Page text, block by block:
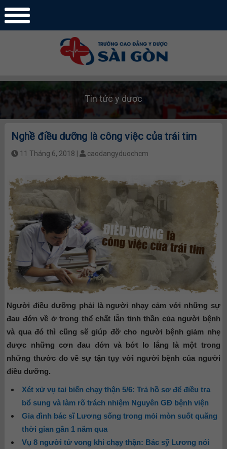
Tin tức y dược
Nghề điều dưỡng là công việc của trái tim
11 Tháng 6, 2018 | caodangyduochcm
Người điều dưỡng phải là người nhạy cảm với những sự
đau đớn về ở trong thể chất lẫn tinh thần của người bệnh
và qua đó thì cũng sẽ giúp đỡ cho người bệnh giảm nhẹ
được những cơn đau đớn và bớt lo lắng là một trong
những thước đo về sự tận tụy với người bệnh của người
điều dưỡng.
Xét xử vụ tai biến chạy thận 5/6: Trả hồ sơ để điều tra
bổ sung và làm rõ trách nhiệm Nguyên GĐ bệnh viện
Gia đình bác sĩ Lương sống trong mỏi mòn suốt quãng
thời gian gần 1 năm qua
Vụ 8 người tử vong khi chạy thận: Bác sỹ Lương nói